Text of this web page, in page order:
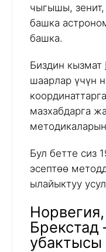
чыгышы,
башка
башка.
Биздин кызмат
шаарлар үчүн
мазхабдарга
Бул бетте сиз
эсептөө
ылайыктуу
Брекстад
убактысы